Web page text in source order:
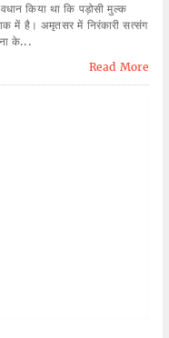
किया था कि पड़ोसी मुल्क
में है। अमृतसर में निरंकारी सत्संग
के...
Read More